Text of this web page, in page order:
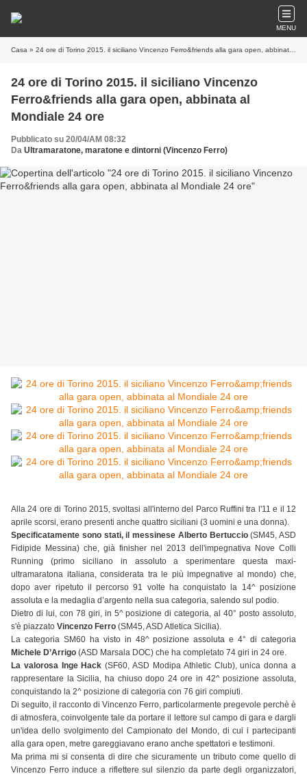
MENU
Casa » 24 ore di Torino 2015. il siciliano Vincenzo Ferro&friends alla gara open, abbinata al Mondiale 24 ore
24 ore di Torino 2015. il siciliano Vincenzo
Ferro&friends alla gara open, abbinata al
Mondiale 24 ore
Pubblicato su 20/04/AM 08:32
Da Ultramaratone, maratone e dintorni (Vincenzo Ferro)
Alla 24 ore di Torino 2015, svoltasi all'interno del Parco Ruffini tra l'11 e il 12
aprile scorsi, erano presenti anche quattro siciliani (3 uomini e una donna).
Specificatamente sono stati, il messinese Alberto Bertuccio(SM45, ASD
Fidipide Messina) che, già finisher nel 2013 dell'impegnativa Nove Colli
Running (primo siciliano in assoluto a sperimentare questa maxi-
ultramaratona italiana, considerata tra le più impegnative al mondo) che,
dopo aver ripetuto il percorso 91 volte ha conquistato la 14^ posizione
assoluta e la medaglia d’argento nella sua categoria, salendo sul podio.
Dietro di lui, con 78 giri, in 5^ posizione di categoria, al 40° posto assoluto,
s'è piazzato Vincenzo Ferro (SM45, ASD Atletica Sicilia).
La categoria SM60 ha visto in 48^ posizione assoluta e 4° di categoria
Michele D’Arrigo (ASD Marsala DOC) che ha completato 74 giri in 24 ore.
La valorosa Inge Hack (SF60, ASD Modipa Athletic Club), unica donna a
rappresentare la Sicilia, ha chiuso dopo 24 ore in 42^ posizione assoluta,
conquistando la 2^ posizione di categoria con 76 giri compiuti.
Di seguito, il racconto di Vincenzo Ferro, particolarmente pregevole perchè è
di atmosfera, coinvolgente tale da portare il lettore sul campo di gara e dargli
un'idea dello svolgimento del Campionato del Mondo, di cui i partecipanti
alla gara open, metre gareggiavano erano anche spettatori e testimoni.
Ma prima mi si consenta di dire che sicuramente un tributo come quello di
Vincenzo Ferro induce a riflettere sul silenzio da parte degli organizzatori,